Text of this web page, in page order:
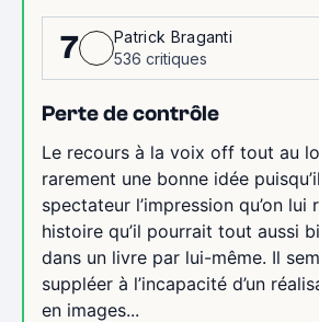
7
Patrick Braganti
536 critiques
Perte de contrôle
Le recours à la voix off tout au
rarement une bonne idée
spectateur l’impression qu’on lui
histoire qu’il pourrait tout aussi
dans un livre par lui-même. Il
suppléer à l’incapacité d’un
en images...